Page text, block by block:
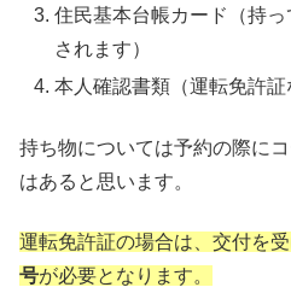
住民基本台帳カード（持
されます）
本人確認書類（運転免許証
持ち物については予約の際に
はあると思います。
運転免許証の場合は、交付を
号が必要となります。